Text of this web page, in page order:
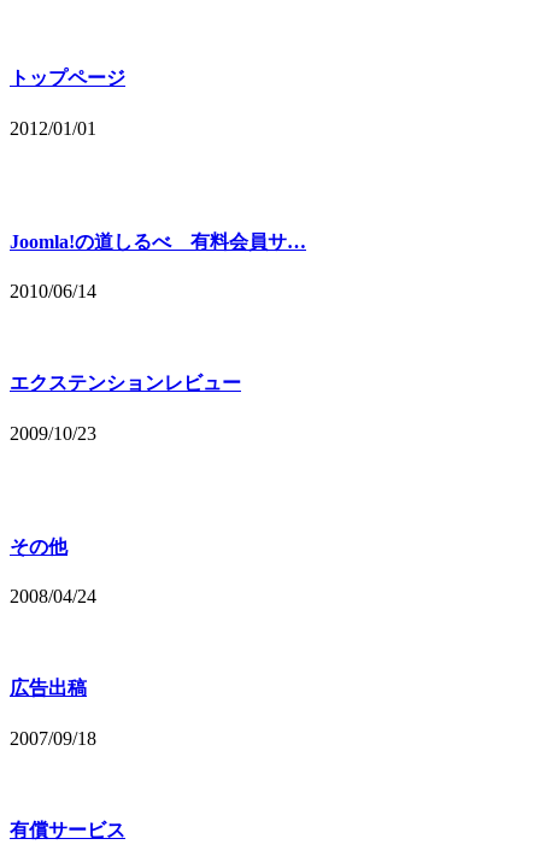
トップページ
2012/01/01
Joomla!の道しるべ 有料会員サ…
2010/06/14
エクステンションレビュー
2009/10/23
その他
2008/04/24
広告出稿
2007/09/18
有償サービス